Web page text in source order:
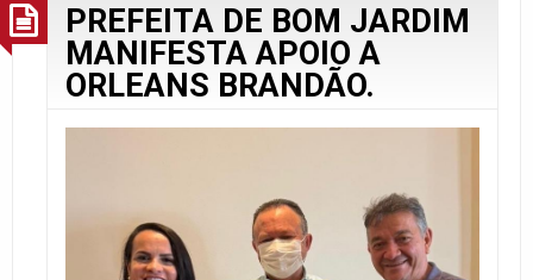
PREFEITA DE BOM JARDIM
MANIFESTA APOIO A
ORLEANS BRANDÃO.